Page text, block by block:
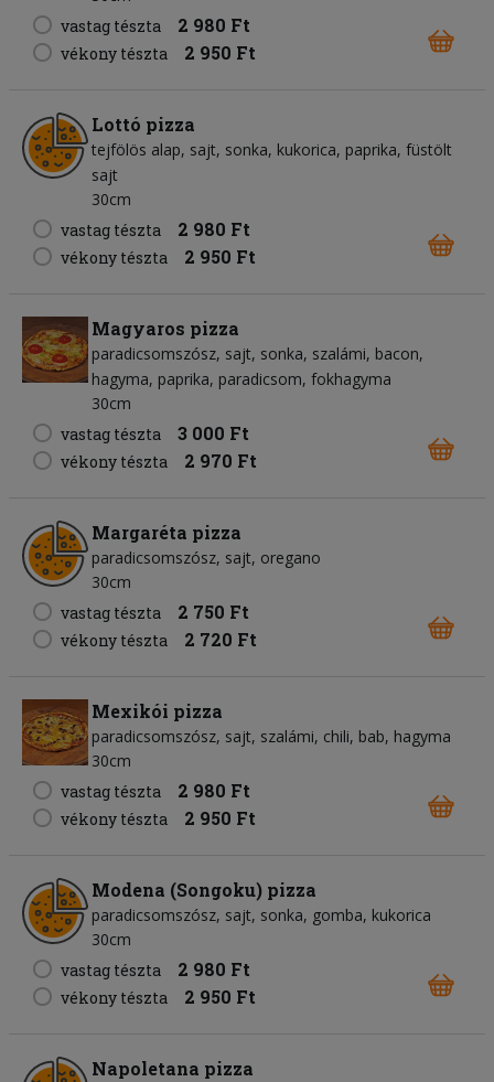
vastag tészta
2 980 Ft
vékony tészta 2 950 Ft
Lottó pizza
tejfölös alap sajt sonka kukorica paprika füstölt
sajt
30cm
vastag tészta
2 980 Ft
vékony tészta 2 950 Ft
Magyaros pizza
paradicsomszósz sajt sonka szalámi bacon
hagyma paprika paradicsom fokhagyma
30cm
vastag tészta
3 000 Ft
vékony tészta 2 970 Ft
Margaréta pizza
paradicsomszósz sajt oregano
30cm
vastag tészta
2 750 Ft
vékony tészta 2 720 Ft
Mexikói pizza
paradicsomszósz sajt szalámi chili bab hagyma
30cm
vastag tészta
2 980 Ft
vékony tészta 2 950 Ft
Modena (Songoku) pizza
paradicsomszósz sajt sonka gomba kukorica
30cm
vastag tészta
2 980 Ft
vékony tészta 2 950 Ft
Napoletana pizza